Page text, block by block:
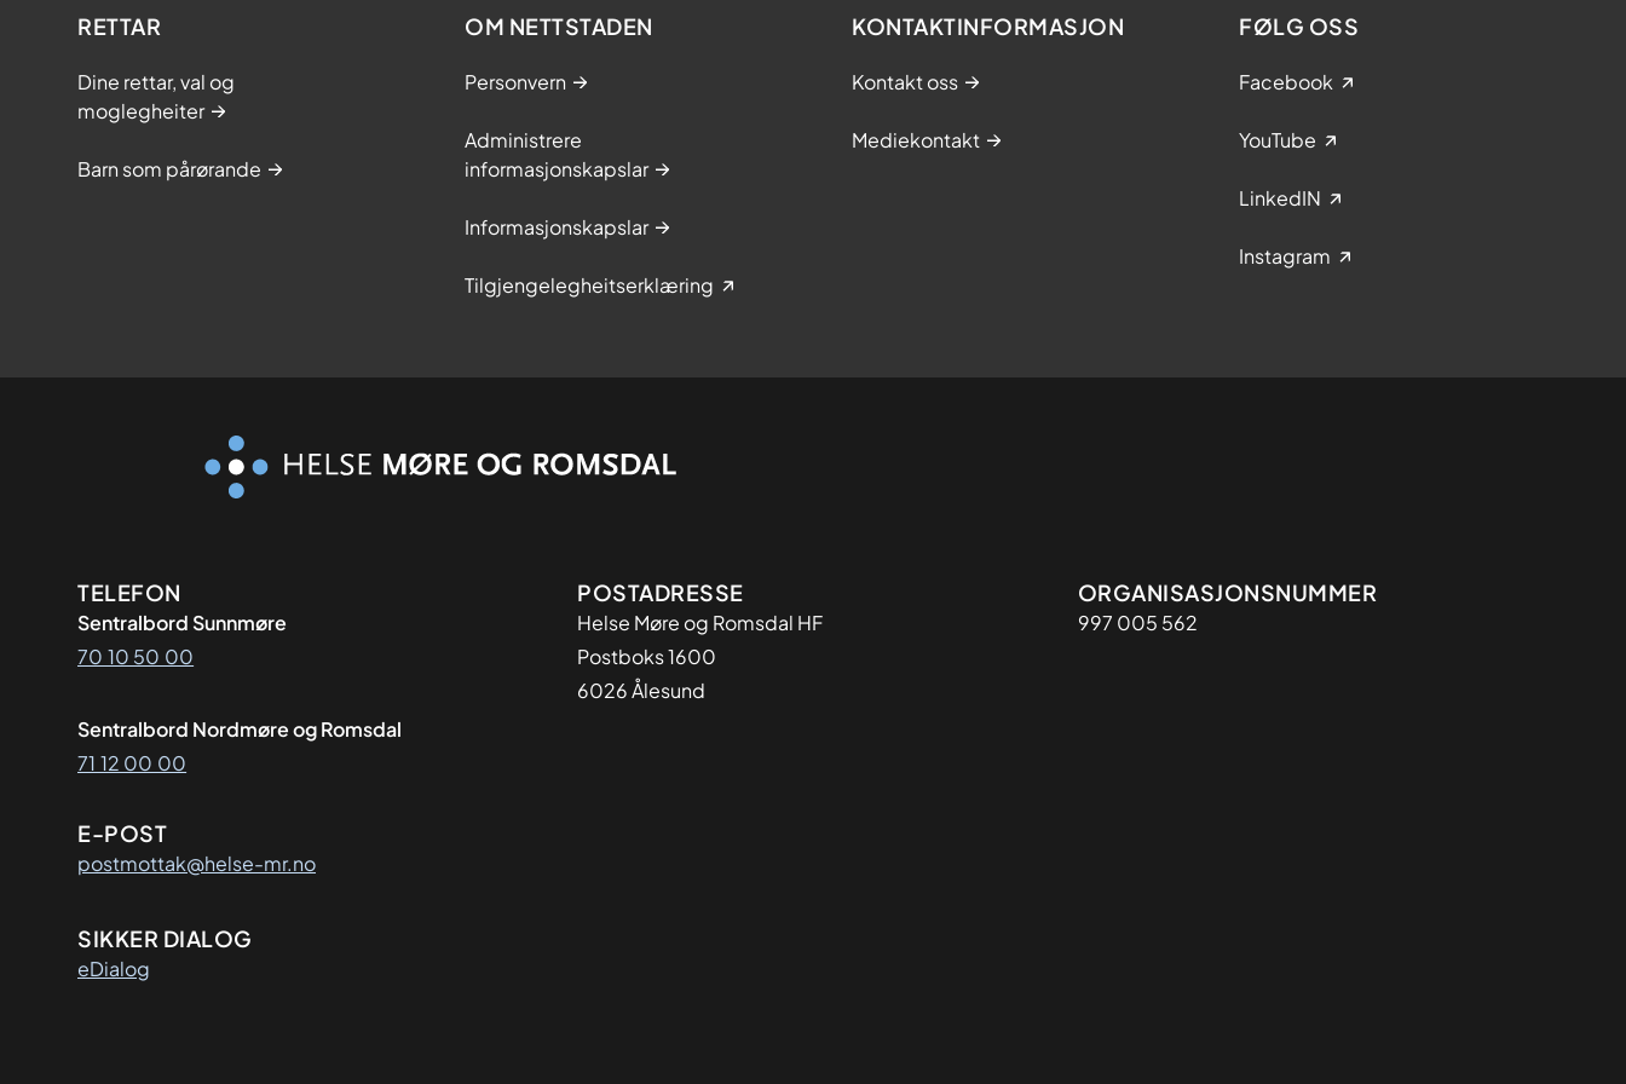
RETTAR
Dine rettar, val og
moglegheiter
Barn som pårørande
OM NETTSTADEN
Personvern
Administrere
informasjonskapslar
Informasjonskapslar
Tilgjengelegheitserklæring
KONTAKTINFORMASJON
Kontakt oss
Mediekontakt
FØLG OSS
Facebook
YouTube
LinkedIN
Instagram
Kontaktinformasjon
TELEFON
Sentralbord Sunnmøre
70 10 50 00
Sentralbord Nordmøre og Romsdal
71 12 00 00
E-POST
postmottak@helse-mr.no
SIKKER DIALOG
eDialog
Adresse
POSTADRESSE
Helse Møre og Romsdal HF
Postboks 1600
6026 Ålesund
Organisasjon
ORGANISASJONSNUMMER
997 005 562